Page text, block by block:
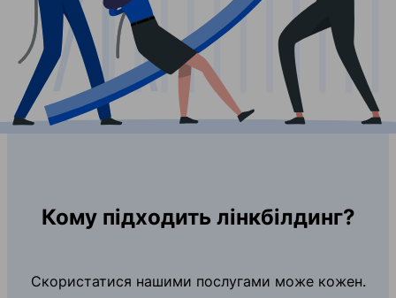
Кому підходить лінкбілдинг?
Скористатися нашими послугами може кожен.